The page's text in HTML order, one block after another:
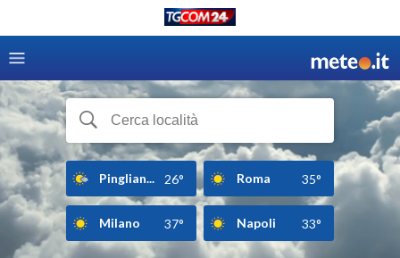
Pinglian... 26° Roma 35°
Milano 37° Napoli 33°